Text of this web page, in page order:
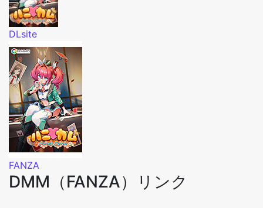
DLsite
FANZA
DMM（FANZA）リンク